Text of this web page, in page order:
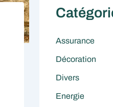
Assurance
Décoration
Divers
Energie